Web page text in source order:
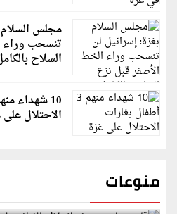
مجلس
تنسحب وراء
السلاح
الاحتلال
منوعات
قاسم ملحو يعتذر لزملائه